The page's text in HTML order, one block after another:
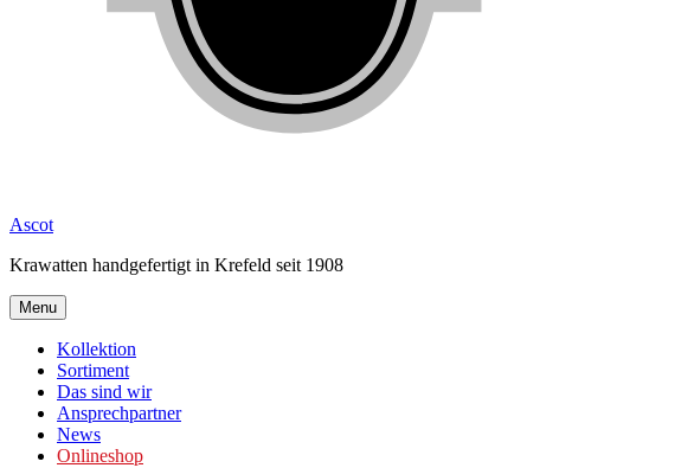
Ascot
Krawatten handgefertigt in Krefeld seit 1908
Menu
Kollektion
Sortiment
Das sind wir
Ansprechpartner
News
Onlineshop